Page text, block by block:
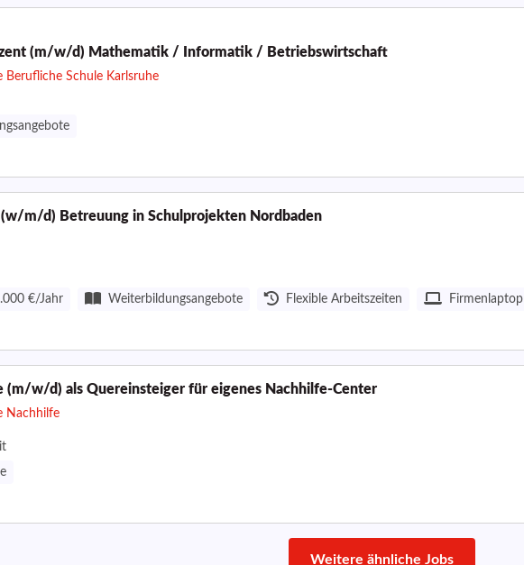
(m/w/d) Mathematik / Informatik / Betriebswirtschaft
Berufliche Schule Karlsruhe
m/d) Betreuung in Schulprojekten Nordbaden
€/Jahr
Weiterbildungsangebote Flexible Arbeitszeiten Firmenlaptop
(m/w/d) als Quereinsteiger für eigenes Nachhilfe-Center
Nachhilfe
Weitere ähnliche Jobs